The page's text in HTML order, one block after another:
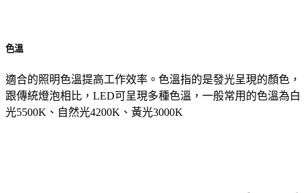
色溫
適合的照明色溫提高工作效率。色溫指的是發光呈現的顏色，
跟傳統燈泡相比，LED可呈現多種色溫，一般常用的色溫為白
光5500K、自然光4200K、黃光3000K